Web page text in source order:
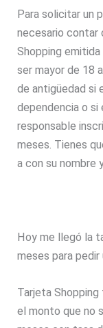
Para solicitar un
necesario contar
Shopping
ser mayor de 18
de antigüedad si
dependencia o
responsable
meses. Tienes
a con su nombre
Hoy me llegó la
meses para
Tarjeta
el monto que no